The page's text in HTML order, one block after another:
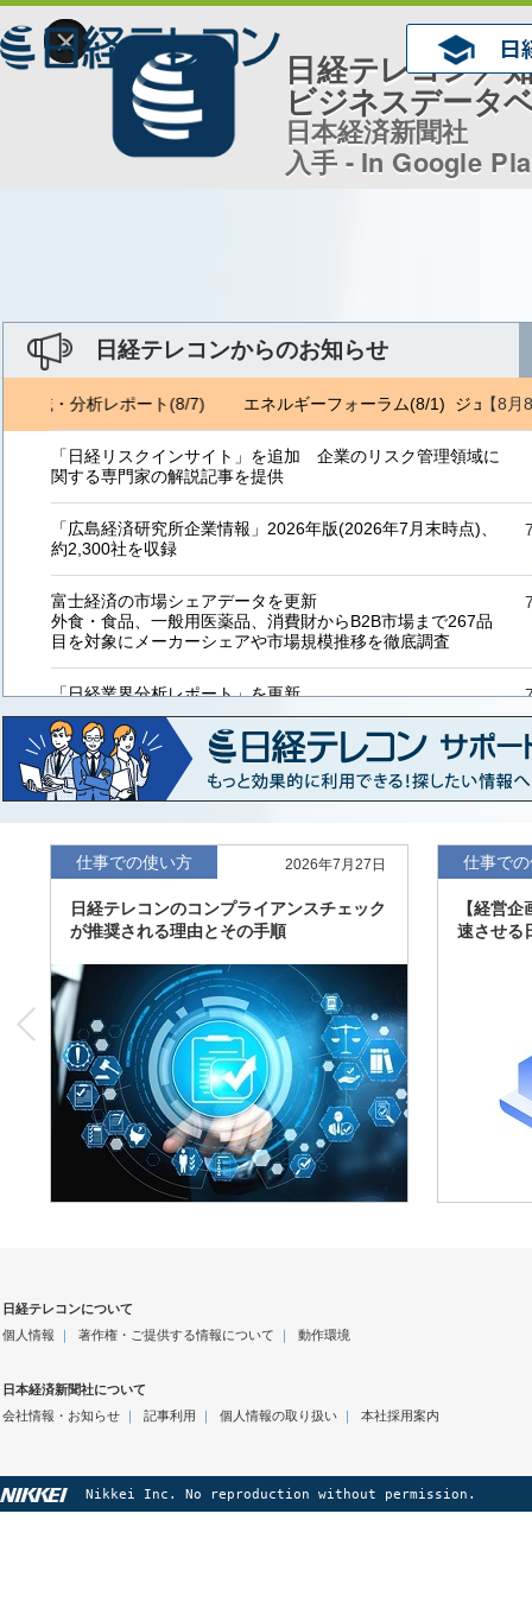
×
日経テレコン／
ビジネスデータ
日本経済新聞社
入手 - In Google
日経テレコンからのお知らせ
【8月
地域・分析レポート(8/7) エネルギーフォーラム(8/1) ジェトロ
「日経リスクインサイト」を追加 企業のリスク管理領域に
関する専門家の解説記事を提供
「広島経済研究所企業情報」2026年版(2026年7月末時点)、
約2,300社を収録
富士経済の市場シェアデータを更新
外食・食品、一般用医薬品、消費財からB2B市場まで267品
目を対象にメーカーシェアや市場規模推移を徹底調査
「日経業界分析レポート」を更新
「工業用プラスチック製品」「システムインテグレーター」
など20業界の内容を刷新
「東洋経済海外進出企業情報」の2026年版、約3万6千社を
収録
「東洋経済外資系企業情報」の2026年版、約3,100社を収録
「日経POS情報マーケットレポート」の最新版、10～3月実
績の市場動向を速報
「東洋経済会社四季報」2026年夏号に更新、新たに2027年
度の予想を実施
仕事での使い方 2026年7月27日
日経テレコンのコンプライアンスチェック
が推奨される理由とその手順
仕事で
【経営
速させる
日経テレコンについて
個人情報 ｜ 著作権・ご提供する情報について ｜ 動作環境
日本経済新聞社について
会社情報・お知らせ｜ 記事利用 ｜ 個人情報の取り扱い｜ 本社採用案内
Nikkei Inc. No reproduction without permission.